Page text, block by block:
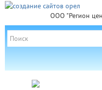
ООО "Регион